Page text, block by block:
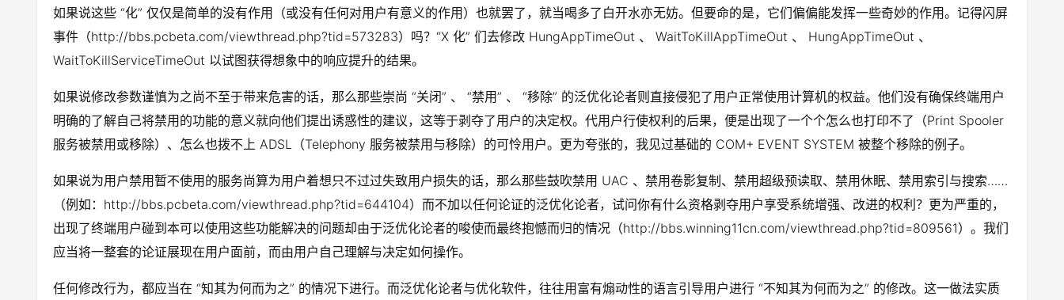
如果说这些 “化” 仅仅是简单的没有作用（或没有任何对用户有意义的作用）也就罢了，就当喝多了白开水亦无妨。但要命的是，它们偏偏能发挥一些奇妙的作用。记得闪屏
事件（http://bbs.pcbeta.com/viewthread.php?tid=573283）吗？“X 化” 们去修改 HungAppTimeOut 、 WaitToKillAppTimeOut 、 HungAppTimeOut 、
WaitToKillServiceTimeOut 以试图获得想象中的响应提升的结果。
如果说修改参数谨慎为之尚不至于带来危害的话，那么那些崇尚 “关闭” 、 “禁用” 、 “移除” 的泛优化论者则直接侵犯了用户正常使用计算机的权益。他们没有确保终端用户
明确的了解自己将禁用的功能的意义就向他们提出诱惑性的建议，这等于剥夺了用户的决定权。代用户行使权利的后果，便是出现了一个个怎么也打印不了（Print Spooler
服务被禁用或移除）、怎么也拨不上 ADSL（Telephony 服务被禁用与移除）的可怜用户。更为夸张的，我见过基础的 COM+ EVENT SYSTEM 被整个移除的例子。
如果说为用户禁用暂不使用的服务尚算为用户着想只不过过失致用户损失的话，那么那些鼓吹禁用 UAC 、禁用卷影复制、禁用超级预读取、禁用休眠、禁用索引与搜索……
（例如：http://bbs.pcbeta.com/viewthread.php?tid=644104）而不加以任何论证的泛优化论者，试问你有什么资格剥夺用户享受系统增强、改进的权利？更为严重的，
出现了终端用户碰到本可以使用这些功能解决的问题却由于泛优化论者的唆使而最终抱憾而归的情况（http://bbs.winning11cn.com/viewthread.php?tid=809561）。我们
应当将一整套的论证展现在用户面前，而由用户自己理解与决定如何操作。
任何修改行为，都应当在 “知其为何而为之” 的情况下进行。而泛优化论者与优化软件，往往用富有煽动性的语言引导用户进行 “不知其为何而为之” 的修改。这一做法实质